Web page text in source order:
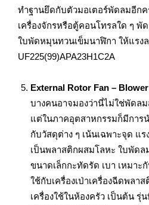
ทำฐานยึดกับตัวมอเตอร์พัดลมอีกค
เครื่องจักรหรือตู้คอนโทรลใด ๆ พั
ใบพัดหมุนทวนเข็มนาฬิกา ให้แรง
UF225(99)APA23H1C2A
External Rotor Fan –
บางคนอาจมองว่านี่ไม่ใช่พัดล
แต่ในภาคอุตสาหกรรมก็มีการ
กับวัสดุต่าง ๆ เน้นเฉพาะจุด แ
เป็นพลาสติกผสมโลหะ ใบพัด
ขนาดเล็กกะทัดรัด เบา เหมาะ
ใช้กับเครื่องเป่าเครื่องฉีดพลา
เครื่องใช้ในห้องครัว เป็นต้น รุ่